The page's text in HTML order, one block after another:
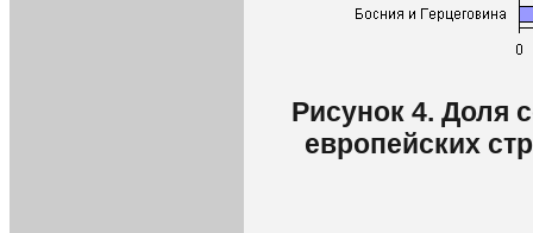
Рисунок 4. Доля
европейских